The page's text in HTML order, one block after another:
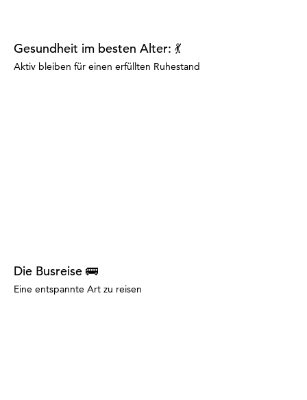
Gesundheit im besten Alter: 💃
Aktiv bleiben für einen erfüllten Ruhestand
Die Busreise 🚌
Eine entspannte Art zu reisen